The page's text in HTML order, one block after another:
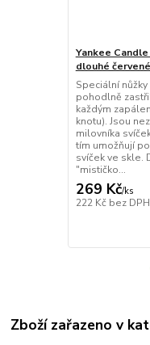
Yankee
dlouhé červené
Speciální
pohodlně
každým
knotu). Jsou
milovníka
tím umožňují
svíček ve skle.
"mističko...
269 Kč/ks
222 Kč bez DPH
Zboží zařazeno v